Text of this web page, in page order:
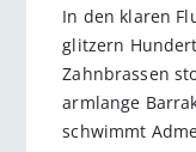
In den klaren
glitzern
Zahnbrassen
armlange
schwimmt